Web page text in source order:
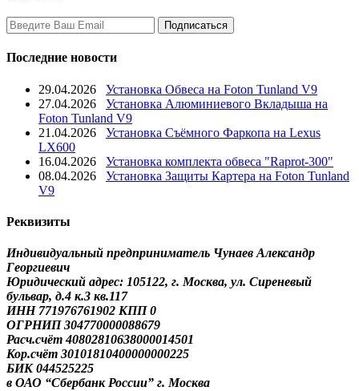
Последние новости
29.04.2026
Установка Обвеса на Foton Tunland V9
27.04.2026
Установка Алюминиевого Вкладыша на
Foton Tunland V9
21.04.2026
Установка Съёмного Фаркопа на Lexus
LX600
16.04.2026
Установка комплекта обвеса "Raprot-300"
08.04.2026
Установка Защиты Картера на Foton Tunland
V9
Реквизиты
Индивидуальный предприниматель Чунаев Александр
Георгиевич
Юридический адрес: 105122, г. Москва, ул. Сиреневый
бульвар, д.4 к.3 кв.117
ИНН 771976761902 КПП 0
ОГРНИП 304770000088679
Расч.счёт 40802810638000014501
Кор.счёт 30101810400000000225
БИК 044525225
в ОАО “Сбербанк России” г. Москва